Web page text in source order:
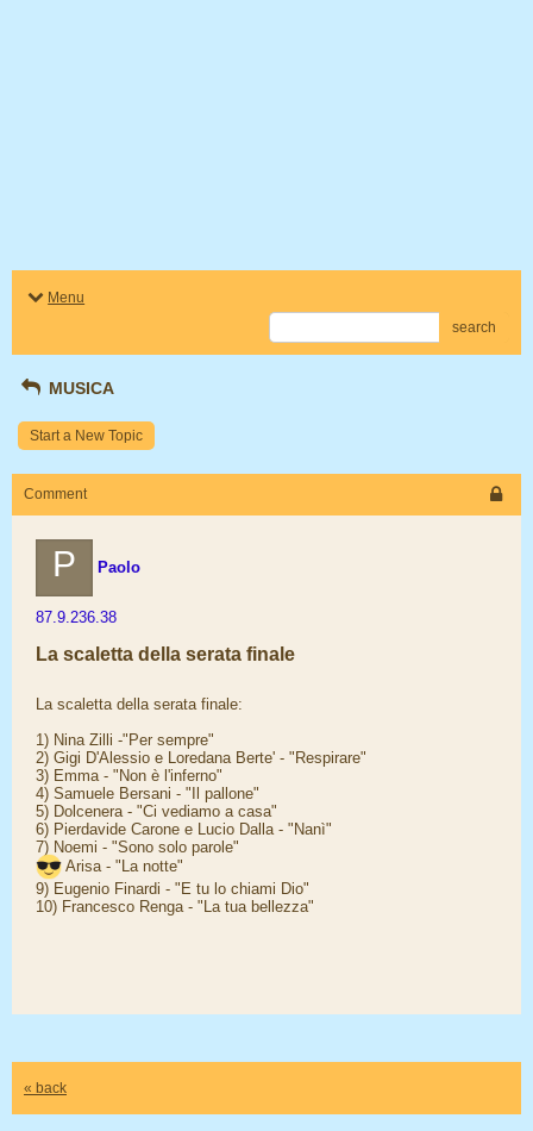
Menu
search
MUSICA
Start a New Topic
Comment
P Paolo
87.9.236.38
La scaletta della serata finale
La scaletta della serata finale:
1) Nina Zilli -"Per sempre"
2) Gigi D'Alessio e Loredana Berte' - "Respirare"
3) Emma - "Non è l'inferno"
4) Samuele Bersani - "Il pallone"
5) Dolcenera - "Ci vediamo a casa"
6) Pierdavide Carone e Lucio Dalla - "Nanì"
7) Noemi - "Sono solo parole"
Arisa - "La notte"
9) Eugenio Finardi - "E tu lo chiami Dio"
10) Francesco Renga - "La tua bellezza"
« back